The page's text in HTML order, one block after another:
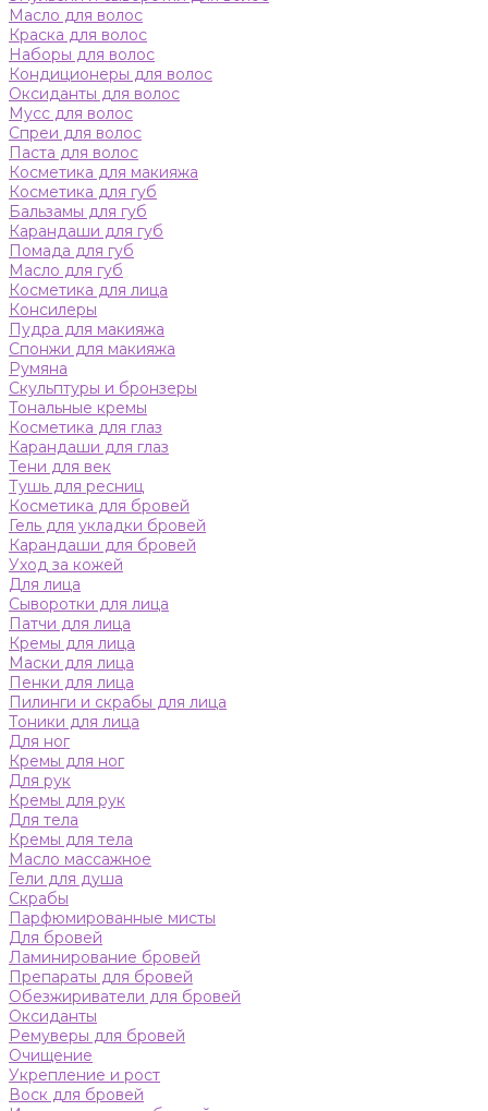
Масло для волос
Краска для волос
Наборы для волос
Кондиционеры для волос
Оксиданты для волос
Мусс для волос
Спреи для волос
Паста для волос
Косметика для макияжа
Косметика для губ
Бальзамы для губ
Карандаши для губ
Помада для губ
Масло для губ
Косметика для лица
Консилеры
Пудра для макияжа
Спонжи для макияжа
Румяна
Скульптуры и бронзеры
Тональные кремы
Косметика для глаз
Карандаши для глаз
Тени для век
Тушь для ресниц
Косметика для бровей
Гель для укладки бровей
Карандаши для бровей
Уход за кожей
Для лица
Сыворотки для лица
Патчи для лица
Кремы для лица
Маски для лица
Пенки для лица
Пилинги и скрабы для лица
Тоники для лица
Для ног
Кремы для ног
Для рук
Кремы для рук
Для тела
Кремы для тела
Масло массажное
Гели для душа
Скрабы
Парфюмированные мисты
Для бровей
Ламинирование бровей
Препараты для бровей
Обезжириватели для бровей
Оксиданты
Ремуверы для бровей
Очищение
Укрепление и рост
Воск для бровей